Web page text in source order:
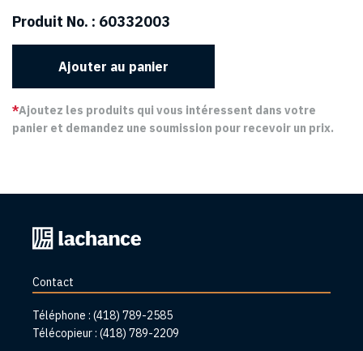
Produit No. : 60332003
Ajouter au panier
*Ajoutez les produits qui vous intéressent dans votre
panier et demandez une soumission pour recevoir un prix.
Retourner
à
Contact
Téléphone : (418) 789-2585
Télécopieur : (418) 789-2209